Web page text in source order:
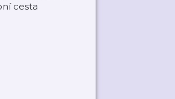
cesta